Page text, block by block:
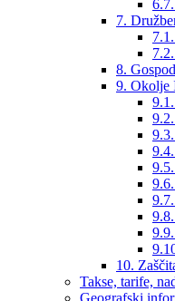
7.
8.
9. Okolje
10.
Takse, tarife,
Geografski